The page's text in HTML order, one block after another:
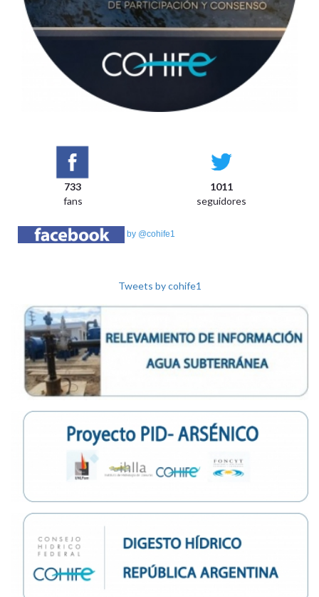
733
1011
fans
seguidores
by @cohife1
Tweets by cohife1